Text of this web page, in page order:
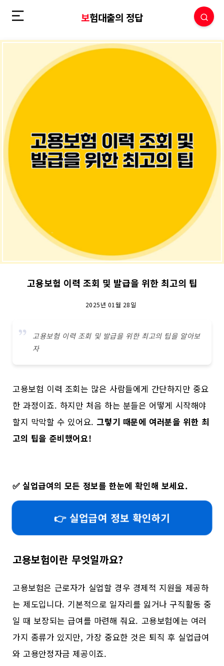
보험대출의 정답
고용보험 이력 조회 및 발급을 위한 최고의 팁
2025년 01월 28일
고용보험 이력 조회 및 발급을 위한 최고의 팁을 알아보
자
고용보험 이력 조회는 많은 사람들에게 간단하지만 중요
한 과정이죠. 하지만 처음 하는 분들은 어떻게 시작해야
할지 막막할 수 있어요. 그렇기 때문에 여러분을 위한 최
고의 팁을 준비했어요!
✅실업급여의 모든 정보를 한눈에 확인해 보세요.
👉 실업급여 정보 확인하기
고용보험이란 무엇일까요?
고용보험은 근로자가 실업할 경우 경제적 지원을 제공하
는 제도입니다. 기본적으로 일자리를 잃거나 구직활동 중
일 때 보장되는 급여를 마련해 줘요. 고용보험에는 여러
가지 종류가 있지만, 가장 중요한 것은 퇴직 후 실업급여
와 고용안정자금 제공이죠.